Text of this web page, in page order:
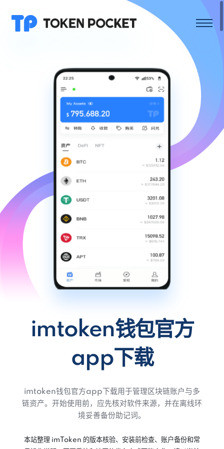
imtoken钱包官方
app下载
imtoken钱包官方app下载用于管理区块链账户与多
链资产。开始使用前，应先核对软件来源，并在离线环
境妥善备份助记词。
本站整理 imToken 的版本核验、安装前检查、账户备份和常